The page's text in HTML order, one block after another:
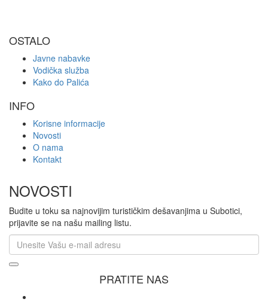
OSTALO
Javne nabavke
Vodička služba
Kako do Palića
INFO
Korisne informacije
Novosti
O nama
Kontakt
NOVOSTI
Budite u toku sa najnovijim turističkim dešavanjima u Subotici,
prijavite se na našu mailing listu.
PRATITE NAS